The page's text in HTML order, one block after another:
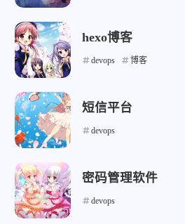
hexo博客
devops 博客
短信平台
devops
密码管理软件
devops